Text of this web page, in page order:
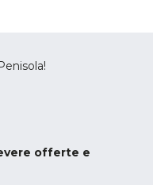
offerte e